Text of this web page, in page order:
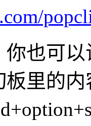
你也可
板里的